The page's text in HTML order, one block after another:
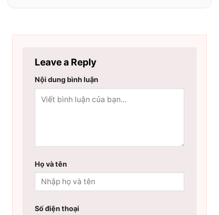
Leave a Reply
Nội dung bình luận
Họ và tên
Số điện thoại